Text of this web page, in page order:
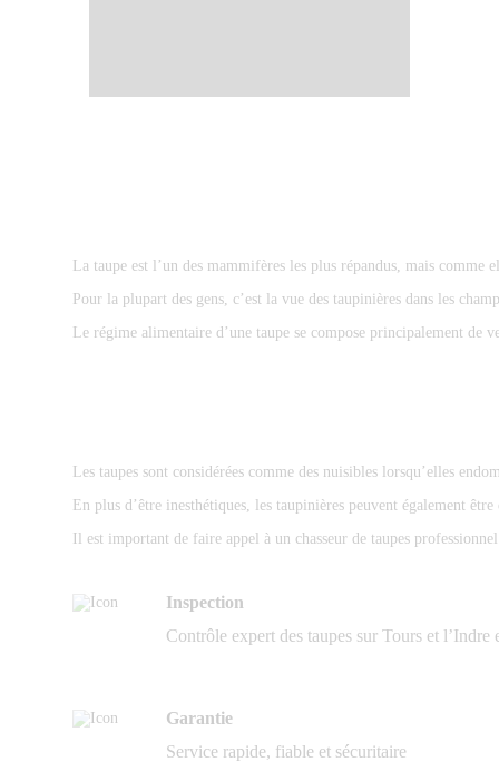
La taupe est l’un des mammifères les plus répandus, mais
Pour la plupart des gens, c’est la vue des taupinières dans les
Le régime alimentaire d’une taupe se compose principalement de
Les taupes sont considérées comme des nuisibles lorsqu’elles
En plus d’être inesthétiques, les taupinières peuvent également
Il est important de faire appel à un chasseur de taupes
Inspection
Contrôle expert des taupes sur Tours et l’Indre
Garantie
Service rapide, fiable et sécuritaire